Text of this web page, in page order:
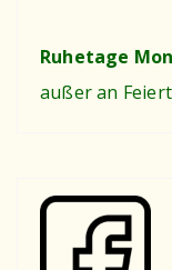
Ruhetage
außer an